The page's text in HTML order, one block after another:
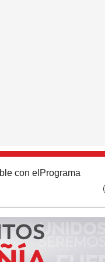
con el Programa